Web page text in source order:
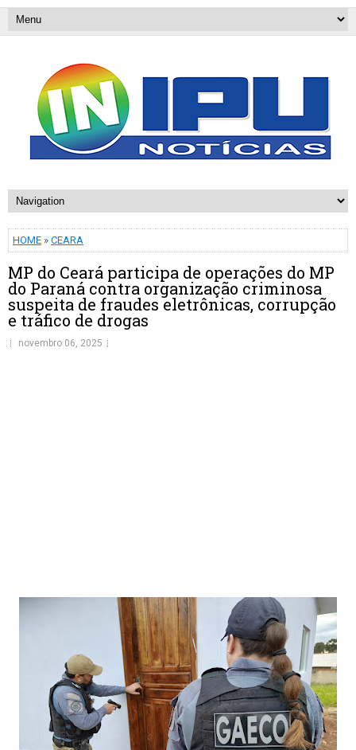
HOME » CEARA
MP do Ceará participa de operações do MP
do Paraná contra organização criminosa
suspeita de fraudes eletrônicas, corrupção
e tráfico de drogas
novembro 06, 2025